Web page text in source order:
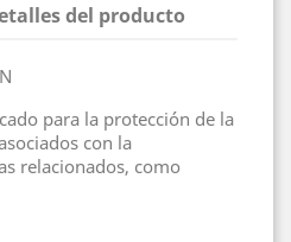
del producto
para la protección de la
con la
relacionados, como